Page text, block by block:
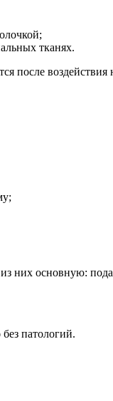
тканях.
после воздействия
них основную:
патологий.